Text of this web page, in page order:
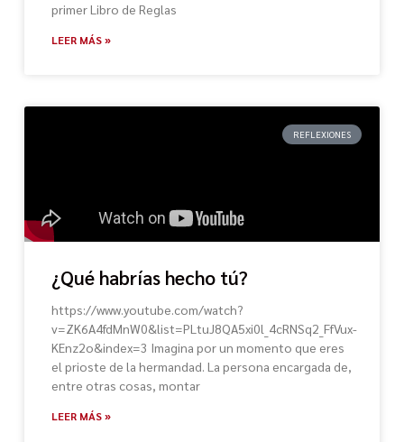
primer Libro de Reglas
LEER MÁS »
REFLEXIONES
¿Qué habrías hecho tú?
https://www.youtube.com/watch?
v=ZK6A4fdMnW0&list=PLtuJ8QA5xi0l_4cRNSq2_FfVux-
KEnz2o&index=3 Imagina por un momento que eres
el prioste de la hermandad. La persona encargada de,
entre otras cosas, montar
LEER MÁS »